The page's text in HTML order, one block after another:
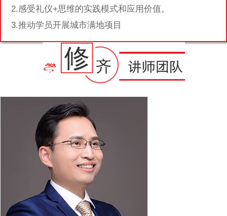
2.感受礼仪+思维的实践模式和应用价值。
3.推动学员开展城市满地项目